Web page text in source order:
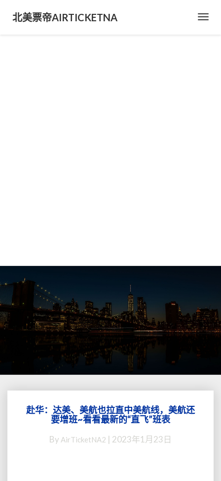
北美票帝AIRTICKETNA
赴
华：
美、
赴华：达美、美航也拉直中美航线，美航还
要增班~看看最新的“直飞”班表
By AirTicketNA2 2023年1月23日